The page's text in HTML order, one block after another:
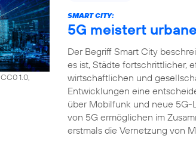
CC0 1.0,
SMART CITY:
5G meistert
Der Begriff Smart City
es ist, Städte fortschrittlicher,
wirtschaftlichen und
Entwicklungen eine
über Mobilfunk und neue 5G-
von 5G ermöglichen im
erstmals die Vernetzung von